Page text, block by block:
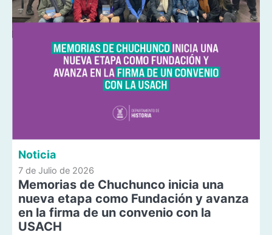
Noticia
7 de Julio de 2026
Memorias de Chuchunco inicia una
nueva etapa como Fundación y avanza
en la firma de un convenio con la
USACH